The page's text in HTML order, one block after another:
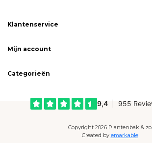
Klantenservice
Mijn account
Categorieën
Copyright 2026 Plantenbak & zo
Created by emarkable